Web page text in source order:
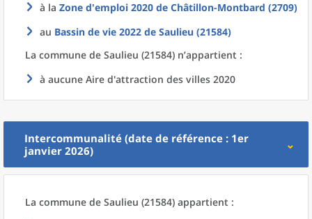
à la Zone d'emploi 2020 de Châtillon-Montbard (2709)
au Bassin de vie 2022 de Saulieu (21584)
La commune de Saulieu (21584) n’appartient :
à aucune Aire d'attraction des villes 2020
Intercommunalité (date de référence : 1er
janvier 2026)
La commune de Saulieu (21584) appartient :